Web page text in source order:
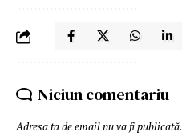
Niciun comentariu
Adresa ta de email nu va fi publicată.